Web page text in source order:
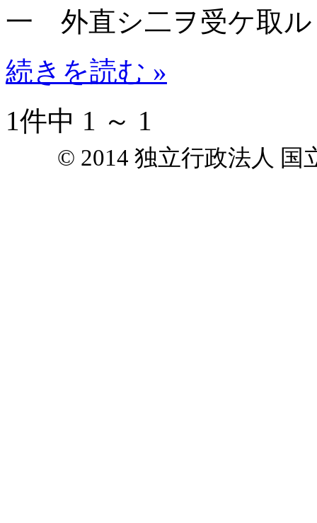
一 外直シ二ヲ受ケ取
続きを読む »
1件中 1 ～ 1
© 2014 独立行政法人 国